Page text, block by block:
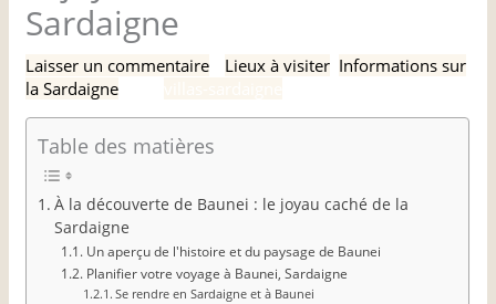
Sardaigne
Laisser un commentaire Lieux à visiter Informations sur
la Sardaigne
Table des matières
À la découverte de Baunei : le joyau caché de la
Sardaigne
Un aperçu de l'histoire et du paysage de Baunei
Planifier votre voyage à Baunei, Sardaigne
Se rendre en Sardaigne et à Baunei